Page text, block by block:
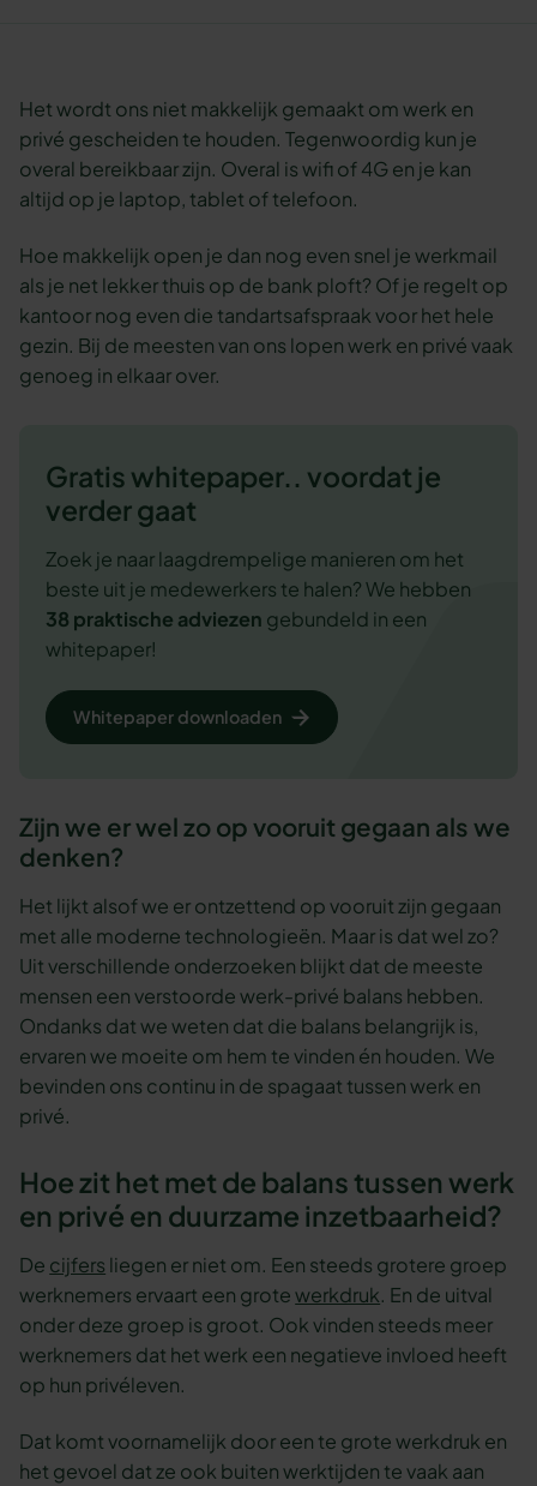
Het wordt ons niet makkelijk gemaakt om werk en
privé gescheiden te houden. Tegenwoordig kun je
overal bereikbaar zijn. Overal is wifi of 4G en je kan
altijd op je laptop, tablet of telefoon.
Hoe makkelijk open je dan nog even snel je werkmail
als je net lekker thuis op de bank ploft? Of je regelt op
kantoor nog even die tandartsafspraak voor het hele
gezin. Bij de meesten van ons lopen werk en privé vaak
genoeg in elkaar over.
Gratis whitepaper.. voordat je
verder gaat
Zoek je naar laagdrempelige manieren om het
beste uit je medewerkers te halen? We hebben
38 praktische adviezen gebundeld in een
whitepaper!
Whitepaper downloaden
Zijn we er wel zo op vooruit gegaan als we
denken?
Het lijkt alsof we er ontzettend op vooruit zijn gegaan
met alle moderne technologieën. Maar is dat wel zo?
Uit verschillende onderzoeken blijkt dat de meeste
mensen een verstoorde werk-privé balans hebben.
Ondanks dat we weten dat die balans belangrijk is,
ervaren we moeite om hem te vinden én houden. We
bevinden ons continu in de spagaat tussen werk en
privé.
Hoe zit het met de balans tussen werk
en privé en duurzame inzetbaarheid?
De cijfers liegen er niet om. Een steeds grotere groep
werknemers ervaart een grotewerkdruk. En de uitval
onder deze groep is groot. Ook vinden steeds meer
werknemers dat het werk een negatieve invloed heeft
op hun privéleven.
Dat komt voornamelijk door een te grote werkdruk en
het gevoel dat ze ook buiten werktijden te vaak aan